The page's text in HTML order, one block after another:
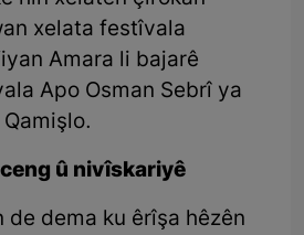
xelata festîvala
Amara li bajarê
Apo Osman Sebrî ya
û nivîskariyê
de dema ku êrîşa hêzên